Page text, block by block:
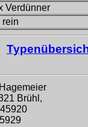
Verdünner
rein
Brühl,